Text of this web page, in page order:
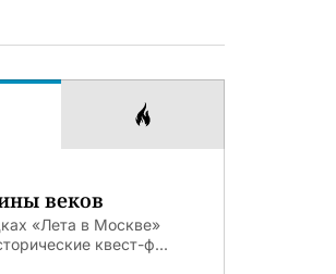
веков
«Лета в Москве»
квест-ф...